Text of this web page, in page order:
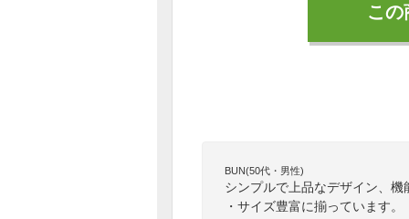
こ
BUN(50代・男性)
シンプルで上品なデザイン、
・サイズ豊富に揃っています。